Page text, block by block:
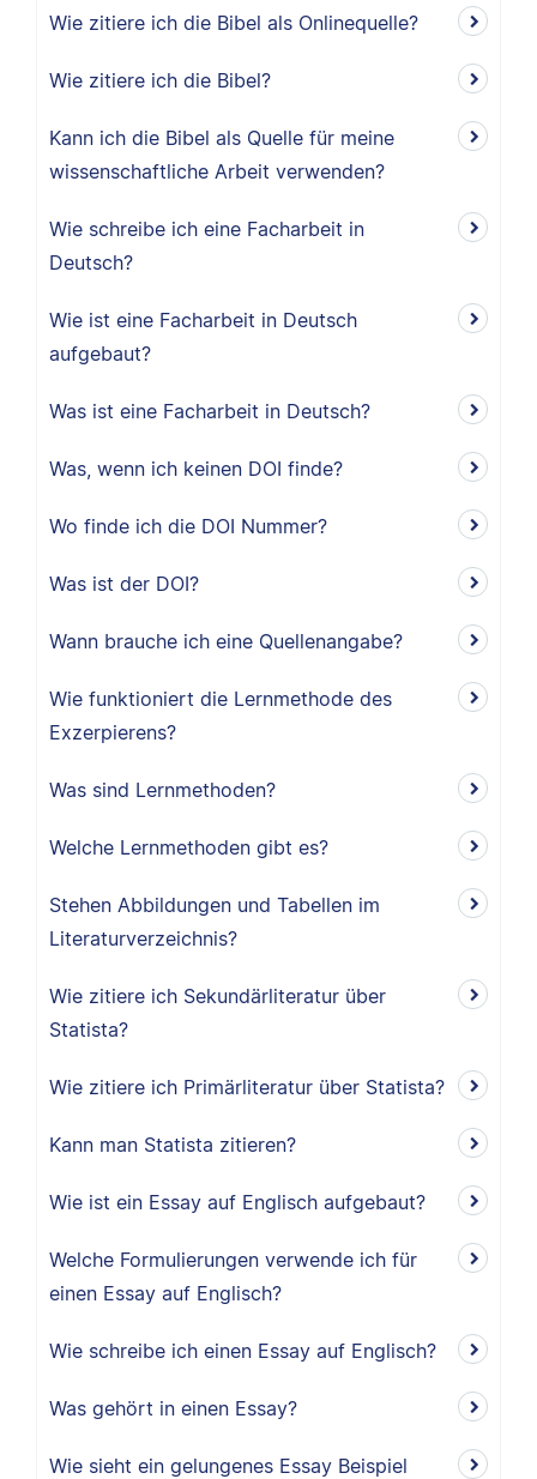
Wie zitiere ich die Bibel als Onlinequelle?
Wie zitiere ich die Bibel?
Kann ich die Bibel als Quelle für meine
wissenschaftliche Arbeit verwenden?
Wie schreibe ich eine Facharbeit in
Deutsch?
Wie ist eine Facharbeit in Deutsch
aufgebaut?
Was ist eine Facharbeit in Deutsch?
Was, wenn ich keinen DOI finde?
Wo finde ich die DOI Nummer?
Was ist der DOI?
Wann brauche ich eine Quellenangabe?
Wie funktioniert die Lernmethode des
Exzerpierens?
Was sind Lernmethoden?
Welche Lernmethoden gibt es?
Stehen Abbildungen und Tabellen im
Literaturverzeichnis?
Wie zitiere ich Sekundärliteratur über
Statista?
Wie zitiere ich Primärliteratur über Statista?
Kann man Statista zitieren?
Wie ist ein Essay auf Englisch aufgebaut?
Welche Formulierungen verwende ich für
einen Essay auf Englisch?
Wie schreibe ich einen Essay auf Englisch?
Was gehört in einen Essay?
Wie sieht ein gelungenes Essay Beispiel